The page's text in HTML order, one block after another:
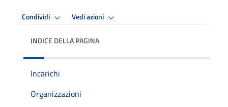
Condividi Vedi azioni
INDICE DELLA PAGINA
Incarichi
Organizzazioni